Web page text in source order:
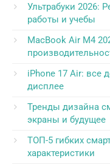
Ультрабуки 2026:
работы и учебы
MacBook Air M4
iPhone 17 Air: все
дисплее
Тренды дизайна
экраны и будущее
ТОП-5 гибких
характеристики